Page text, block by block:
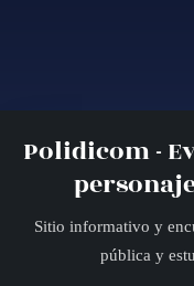
Polidicom -
Sitio informativo y
pública y